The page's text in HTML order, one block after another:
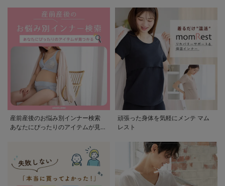
産前産後のお悩み別インナー検索
あなたにぴったりのアイテムが見つ
頑張った身体を気軽にメンテ マム
レスト